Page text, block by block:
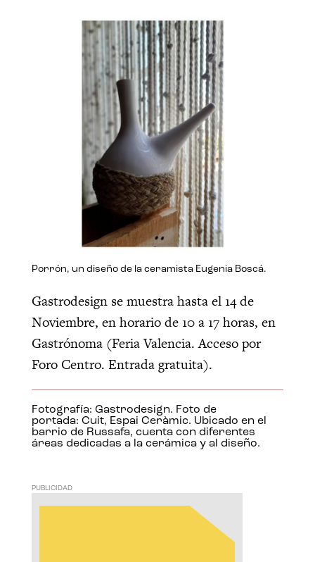
Porrón, un diseño de la ceramista Eugenia Boscá.
Gastrodesign se muestra hasta el 14 de
Noviembre, en horario de 10 a 17 horas, en
Gastrónoma (Feria Valencia. Acceso por
Foro Centro. Entrada gratuita).
Fotografía: Gastrodesign. Foto de
portada: Cuit, Espai Ceràmic. Ubicado en el
barrio de Russafa, cuenta con diferentes
áreas dedicadas a la cerámica y al diseño.
PUBLICIDAD